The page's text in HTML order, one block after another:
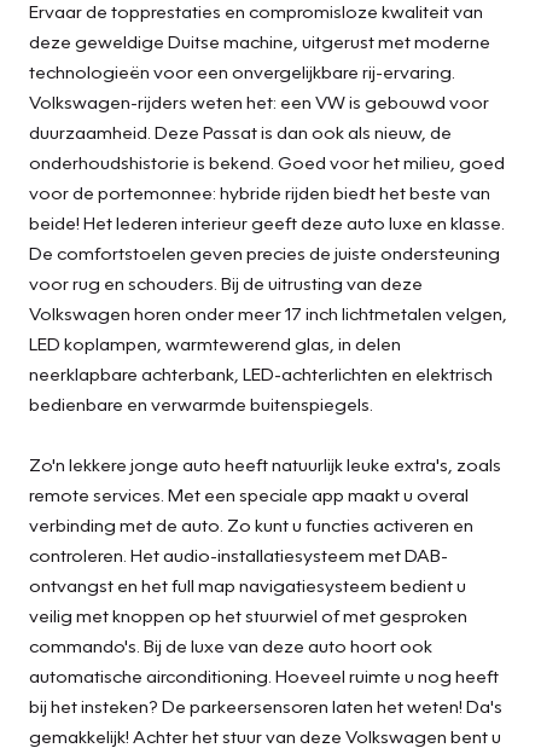
Ervaar de topprestaties en compromisloze kwaliteit van
deze geweldige Duitse machine, uitgerust met moderne
technologieën voor een onvergelijkbare rij-ervaring.
Volkswagen-rijders weten het: een VW is gebouwd voor
duurzaamheid. Deze Passat is dan ook als nieuw, de
onderhoudshistorie is bekend. Goed voor het milieu, goed
voor de portemonnee: hybride rijden biedt het beste van
beide! Het lederen interieur geeft deze auto luxe en klasse.
De comfortstoelen geven precies de juiste ondersteuning
voor rug en schouders. Bij de uitrusting van deze
Volkswagen horen onder meer 17 inch lichtmetalen velgen,
LED koplampen, warmtewerend glas, in delen
neerklapbare achterbank, LED-achterlichten en elektrisch
bedienbare en verwarmde buitenspiegels.
Zo'n lekkere jonge auto heeft natuurlijk leuke extra's, zoals
remote services. Met een speciale app maakt u overal
verbinding met de auto. Zo kunt u functies activeren en
controleren. Het audio-installatiesysteem met DAB-
ontvangst en het full map navigatiesysteem bedient u
veilig met knoppen op het stuurwiel of met gesproken
commando's. Bij de luxe van deze auto hoort ook
automatische airconditioning. Hoeveel ruimte u nog heeft
bij het insteken? De parkeersensoren laten het weten! Da's
gemakkelijk! Achter het stuur van deze Volkswagen bent u